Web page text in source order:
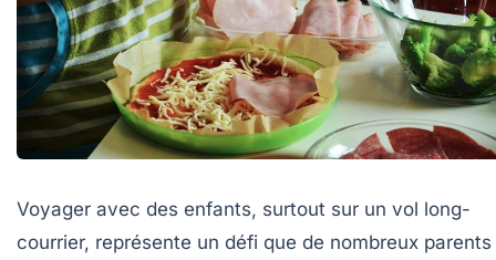
Voyager avec des enfants, surtout sur un vol long-
courrier, représente un défi que de nombreux parents